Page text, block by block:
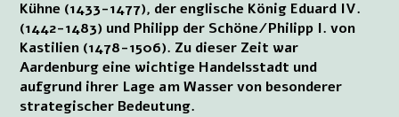
Kühne (1433-1477), der englische König Eduard IV.
(1442-1483) und Philipp der Schöne/Philipp I. von
Kastilien (1478-1506). Zu dieser Zeit war
Aardenburg eine wichtige Handelsstadt und
aufgrund ihrer Lage am Wasser von besonderer
strategischer Bedeutung.